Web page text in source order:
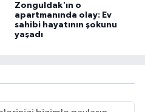
Zonguldak'ın o
apartmanında olay: Ev
sahibi hayatının şokunu
yaşadı